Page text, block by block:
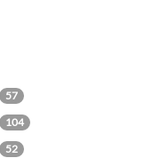
57
104
52